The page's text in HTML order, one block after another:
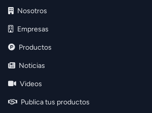
Nosotros
Empresas
Productos
Noticias
Videos
Publica tus productos